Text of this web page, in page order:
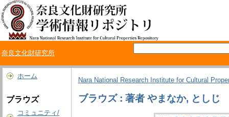
奈良文化財研究所
ホーム
ブラウズ
コミュニティ/
Nara National Research Institute for Cultural
ブラウズ : 著者 やまなか, としじ